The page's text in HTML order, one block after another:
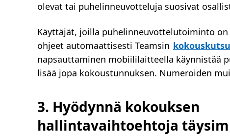
olevat tai puhelinneuvotteluja suosivat
Käyttäjät, joilla puhelinneuvottelutoiminto
ohjeet automaattisesti Teamsin
napsauttaminen mobiililaitteella käynnistää
lisää jopa kokoustunnuksen. Numeroiden
3. Hyödynnä kokouksen
hallintavaihtoehtoja